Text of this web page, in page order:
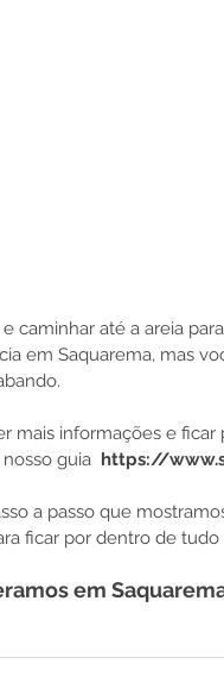
caminhar até a areia
em Saquarema, mas
mais informações e
guia https://
a passo que
ficar por dentro de
em